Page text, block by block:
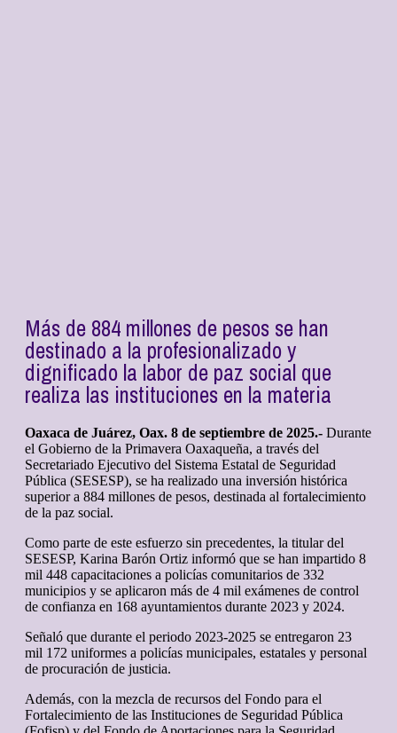
Más de 884 millones de pesos se han
destinado a la profesionalizado y
dignificado la labor de paz social que
realiza las instituciones en la materia
Oaxaca de Juárez, Oax. 8 de septiembre de 2025.- Durante
el Gobierno de la Primavera Oaxaqueña, a través del
Secretariado Ejecutivo del Sistema Estatal de Seguridad
Pública (SESESP), se ha realizado una inversión histórica
superior a 884 millones de pesos, destinada al fortalecimiento
de la paz social.
Como parte de este esfuerzo sin precedentes, la titular del
SESESP, Karina Barón Ortiz informó que se han impartido 8
mil 448 capacitaciones a policías comunitarios de 332
municipios y se aplicaron más de 4 mil exámenes de control
de confianza en 168 ayuntamientos durante 2023 y 2024.
Señaló que durante el periodo 2023-2025 se entregaron 23
mil 172 uniformes a policías municipales, estatales y personal
de procuración de justicia.
Además, con la mezcla de recursos del Fondo para el
Fortalecimiento de las Instituciones de Seguridad Pública